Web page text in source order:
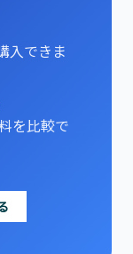
入できま
を比較で